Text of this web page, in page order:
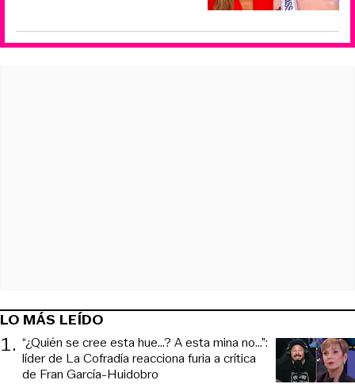
LO MÁS LEÍDO
1. “¿Quién se cree esta hue...? A esta mina no...”:
líder de La Cofradía reacciona furia a crítica
de Fran García-Huidobro